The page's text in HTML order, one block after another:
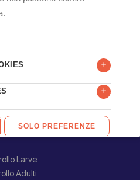
PRODOTTI
Larve
Adulti